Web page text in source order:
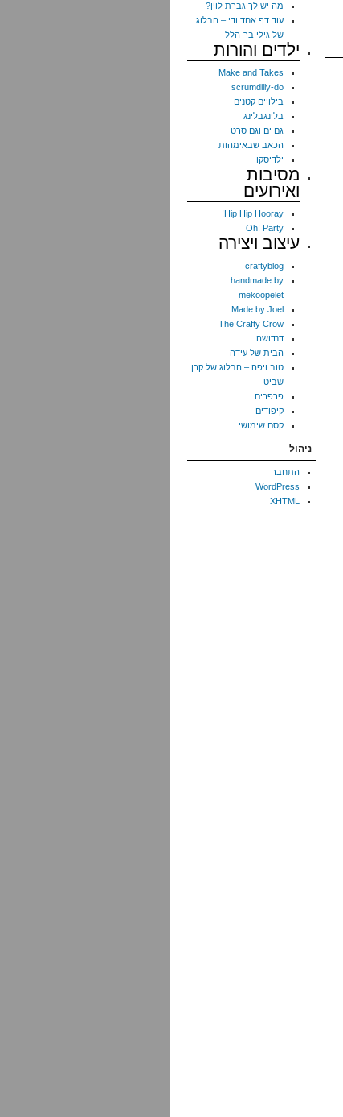
מה יש לך גברת לוין?
עוד דף אחד ודי – הבלוג
של גילי בר-הלל
ילדים והורות
Make and Takes
scrumdilly-do
בילויים קטנים
בלינגבלינג
גם ים וגם סרט
הכאב שבאימהות
ילדיסקו
מסיבות
ואירועים
Hip Hip Hooray!
Oh! Party
עיצוב ויצירה
craftyblog
handmade by
mekoopelet
Made by Joel
The Crafty Crow
דנדושה
הבית של עידה
טוב ויפה – הבלוג של קרן
שביט
פרפרים
קיפודים
קסם שימושי
ניהול
התחבר
WordPress
XHTML